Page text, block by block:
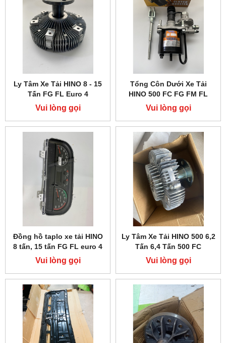
Ly Tâm Xe Tải HINO 8 - 15
Tấn FG FL Euro 4
Vui lòng gọi
Tổng Côn Dưới Xe Tải
HINO 500 FC FG FM FL
Vui lòng gọi
Đồng hồ taplo xe tải HINO
8 tấn, 15 tấn FG FL euro 4
Vui lòng gọi
Ly Tâm Xe Tải HINO 500 6,2
Tấn 6,4 Tấn 500 FC
Vui lòng gọi